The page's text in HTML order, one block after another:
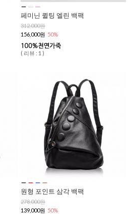
페미닌 퀼팅 엘린 백팩
312,000원
156,000원 50%
( 리뷰 : 1 )
원형 포인트 삼각 백팩
278,000원
139,000원 50%